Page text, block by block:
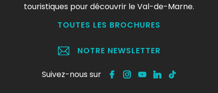
touristiques pour découvrir le Val-de-Marne.
TOUTES LES BROCHURES
NOTRE NEWSLETTER
Suivez-nous sur